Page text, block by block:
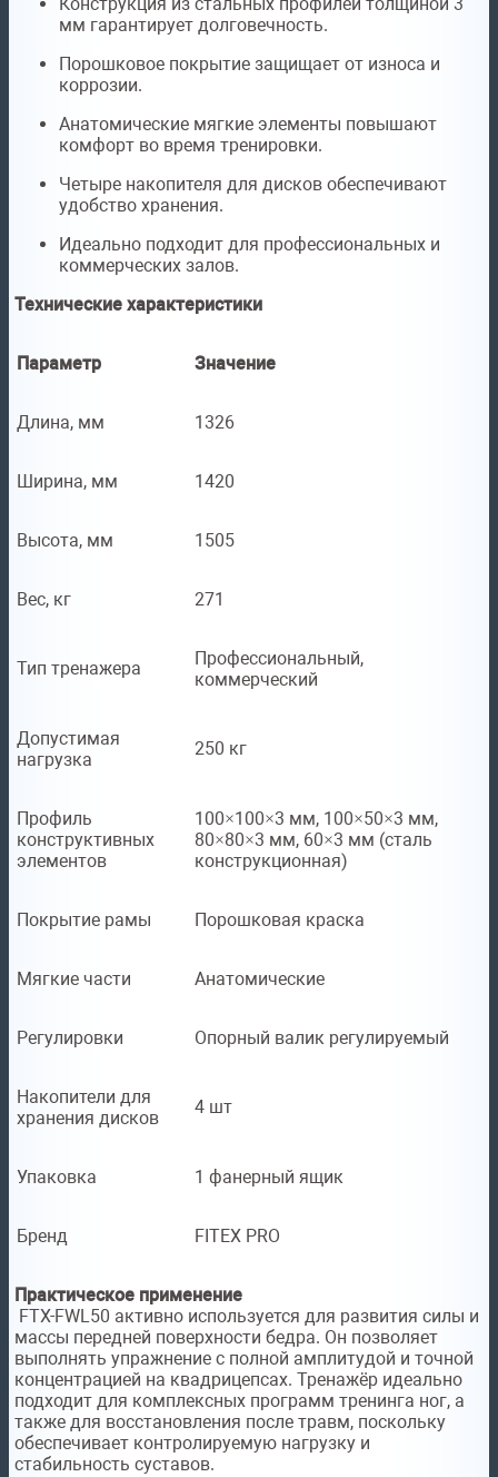
Конструкция из стальных профилей толщиной 3
мм гарантирует долговечность.
Порошковое покрытие защищает от износа и
коррозии.
Анатомические мягкие элементы повышают
комфорт во время тренировки.
Четыре накопителя для дисков обеспечивают
удобство хранения.
Идеально подходит для профессиональных и
коммерческих залов.
Технические характеристики
Параметр Значение
Длина, мм 1326
Ширина, мм 1420
Высота, мм 1505
Вес, кг 271
Тип тренажера
Профессиональный,
коммерческий
Допустимая
нагрузка
250 кг
Профиль
конструктивных
элементов
100×100×3 мм, 100×50×3 мм,
80×80×3 мм, 60×3 мм (сталь
конструкционная)
Покрытие рамы Порошковая краска
Мягкие части Анатомические
Регулировки Опорный валик регулируемый
Накопители для
хранения дисков
4 шт
Упаковка 1 фанерный ящик
Бренд FITEX PRO
Практическое применение
FTX-FWL50 активно используется для развития силы и
массы передней поверхности бедра. Он позволяет
выполнять упражнение с полной амплитудой и точной
концентрацией на квадрицепсах. Тренажёр идеально
подходит для комплексных программ тренинга ног, а
также для восстановления после травм, поскольку
обеспечивает контролируемую нагрузку и
стабильность суставов.